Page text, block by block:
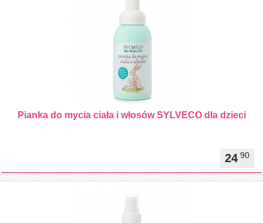
Pianka do mycia ciała i włosów SYLVECO dla dzieci
24 90